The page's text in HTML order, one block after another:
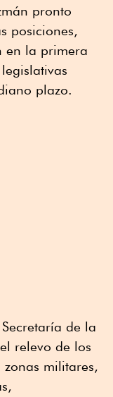
pronto
posiciones,
en la primera
plazo.
de la
relevo de los
zonas militares,